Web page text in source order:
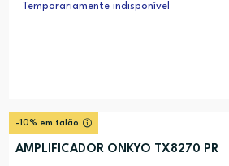
Temporariamente indisponível
-10% em talão
AMPLIFICADOR ONKYO TX8270 PR